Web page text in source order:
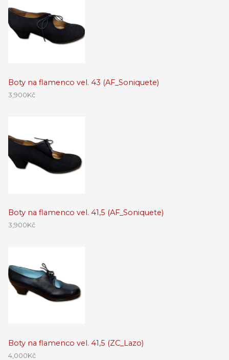
Boty na flamenco vel. 43 (AF_Soniquete)
3,900Kč
Boty na flamenco vel. 41,5 (AF_Soniquete)
3,900Kč
Boty na flamenco vel. 41,5 (ZC_Lazo)
4,000Kč